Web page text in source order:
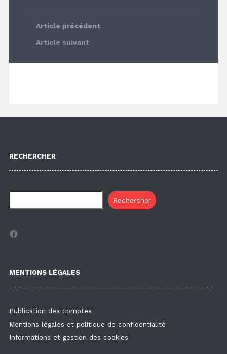
Article précédent
Article suivant
RECHERCHER
Rechercher
Facebook
MENTIONS LÉGALES
Publication des comptes
Mentions légales et politique de confidentialité
Informations et gestion des cookies